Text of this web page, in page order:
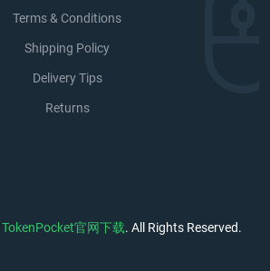
Terms & Conditions
Shipping Policy
Delivery Tips
Returns
TokenPocket官网下载. All Rights Reserved.